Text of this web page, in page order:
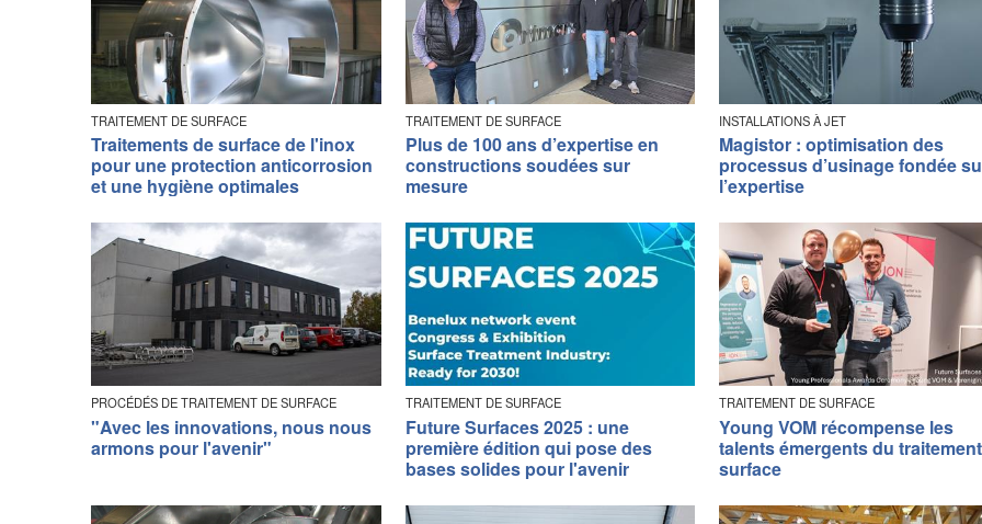
TRAITEMENT DE SURFACE
Traitements de surface de l'inox
pour une protection anticorrosion
et une hygiène optimales
TRAITEMENT DE SURFACE
Plus de 100 ans d’expertise en
constructions soudées sur
mesure
INSTALLATIONS À JET
Magistor : optimisation des
processus d’usinage fondée
l’expertise
PROCÉDÉS DE TRAITEMENT DE SURFACE
"Avec les innovations, nous nous
armons pour l'avenir"
TRAITEMENT DE SURFACE
Future Surfaces 2025 : une
première édition qui pose des
bases solides pour l'avenir
TRAITEMENT DE SURFACE
Young VOM récompense les
talents émergents du
surface